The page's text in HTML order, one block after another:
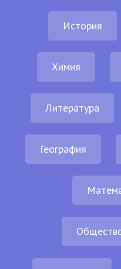
История
Химия
Литература
География